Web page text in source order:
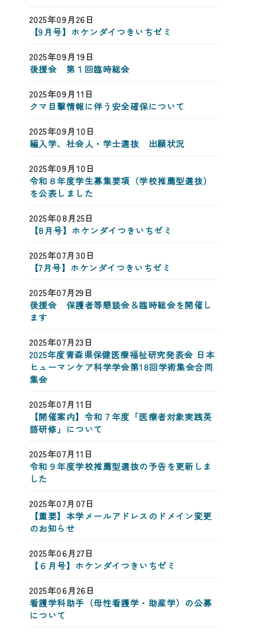
2025年09月26日
【9月号】ホケンダイつきいちゼミ
2025年09月19日
後援会 第１回臨時総会
2025年09月11日
クマ目撃情報に伴う安全確保について
2025年09月10日
編入学、社会人・学士選抜 出願状況
2025年09月10日
令和８年度学生募集要項（学校推薦型選抜）
を公表しました
2025年08月25日
【8月号】ホケンダイつきいちゼミ
2025年07月30日
【7月号】ホケンダイつきいちゼミ
2025年07月29日
後援会 保護者等懇談会＆臨時総会を開催し
ます
2025年07月23日
2025年度青森県保健医療福祉研究発表会 日本
ヒューマンケア科学学会第18回学術集会合同
集会
2025年07月11日
【開催案内】令和７年度「医療者対象実践英
語研修」について
2025年07月11日
令和９年度学校推薦型選抜の予告を更新しま
した
2025年07月07日
【重要】本学メールアドレスのドメイン変更
のお知らせ
2025年06月27日
【６月号】ホケンダイつきいちゼミ
2025年06月26日
看護学科助手（母性看護学・助産学）の公募
について